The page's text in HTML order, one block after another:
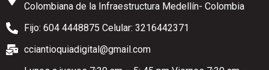
Colombiana de la Infraestructura Medellín- Colombia
Fijo: 604 4448875 Celular: 3216442371
cciantioquiadigital@gmail.com